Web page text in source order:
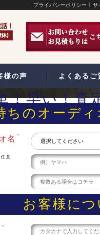
プライバシーポリシー サ
様の声 よくあるご
！早い！査
ちのオーディ
名 ＊
任意
お客様につ
＊